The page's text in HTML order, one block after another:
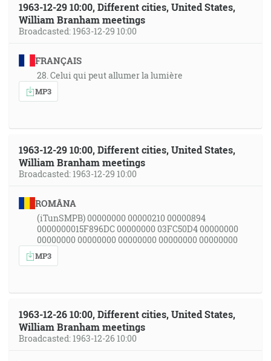
1963-12-29 10:00, Different cities, United States,
William Branham meetings
Broadcasted: 1963-12-29 10:00
FRANÇAIS
28. Celui qui peut allumer la lumière
MP3
1963-12-29 10:00, Different cities, United States,
William Branham meetings
Broadcasted: 1963-12-29 10:00
ROMÂNA
(iTunSMPB) 00000000 00000210 00000894
0000000015F896DC 00000000 03FC50D4 00000000
00000000 00000000 00000000 00000000 00000000
MP3
1963-12-26 10:00, Different cities, United States,
William Branham meetings
Broadcasted: 1963-12-26 10:00